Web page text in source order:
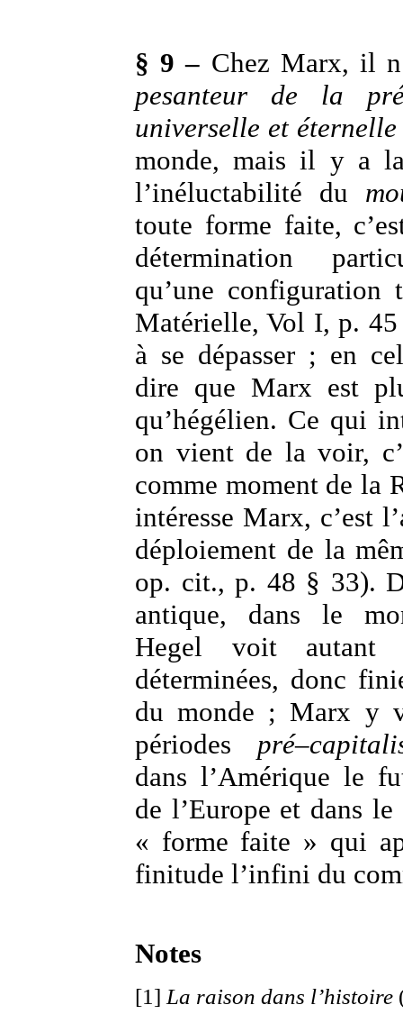
§ 9 – Chez Marx, il
pesanteur de la
universelle et éternelle
monde, mais il y a la
l’inéluctabilité du
toute forme faite,
détermination
qu’une configuration
Matérielle, Vol I, p. 45
à se dépasser ; en
dire que Marx est
qu’hégélien. Ce qui
on vient de la voir,
comme moment de la
intéresse Marx, c’est
déploiement de la
op. cit., p. 48 § 33).
antique, dans le
Hegel voit autant
déterminées, donc
du monde ; Marx y
périodes
dans l’Amérique le
de l’Europe et dans
« forme faite » qui
finitude l’infini du
Notes
[1] La raison dans l’histoire